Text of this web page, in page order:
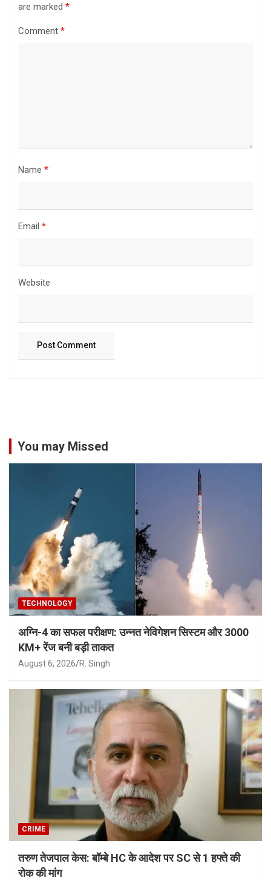
are marked *
Comment *
Name *
Email *
Website
You may Missed
TECHNOLOGY
अग्नि-4 का सफल परीक्षण: उन्नत नेविगेशन सिस्टम और 3000
KM+ रेंज बनी बड़ी ताकत
August 6, 2026 R. Singh
CRIME
तरुण तेजपाल केस: बॉम्बे HC के आदेश पर SC से 1 हफ्ते की
रोक की मांग